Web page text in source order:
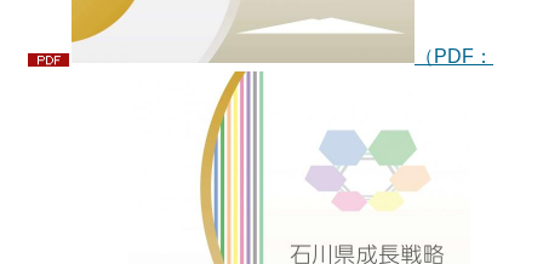
（PDF：